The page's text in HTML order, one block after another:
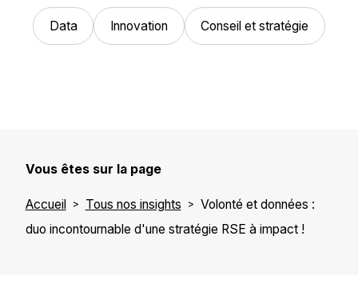
Data Innovation Conseil et stratégie
Vous êtes sur la page
Accueil Tous nos insights
Volonté et données :
duo incontournable d'une stratégie RSE à impact !